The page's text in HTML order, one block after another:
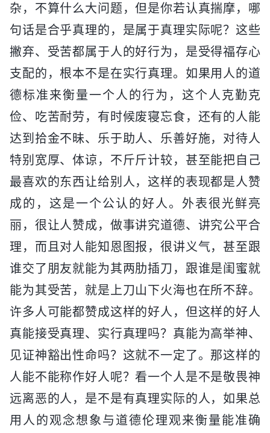
杂，不算什么大问题，但是你若认真揣摩，哪
句话是合乎真理的，是属于真理实际呢？这些
撇弃、受苦都属于人的好行为，是受得福存心
支配的，根本不是在实行真理。如果用人的道
德标准来衡量一个人的行为，这个人克勤克
俭、吃苦耐劳，有时候废寝忘食，还有的人能
达到拾金不昧、乐于助人、乐善好施，对待人
特别宽厚、体谅，不斤斤计较，甚至能把自己
最喜欢的东西让给别人，这样的表现都是人赞
成的，这是一个公认的好人。外表很光鲜亮
丽，很让人赞成，做事讲究道德、讲究公平合
理，而且对人能知恩图报，很讲义气，甚至跟
谁交了朋友就能为其两肋插刀，跟谁是闺蜜就
能为其受苦，就是上刀山下火海也在所不辞。
许多人可能都赞成这样的好人，但这样的好人
真能接受真理、实行真理吗？真能为高举神、
见证神豁出性命吗？这就不一定了。那这样的
人能不能称作好人呢？看一个人是不是敬畏神
远离恶的人，是不是有真理实际的人，如果总
用人的观念想象与道德伦理观来衡量能准确